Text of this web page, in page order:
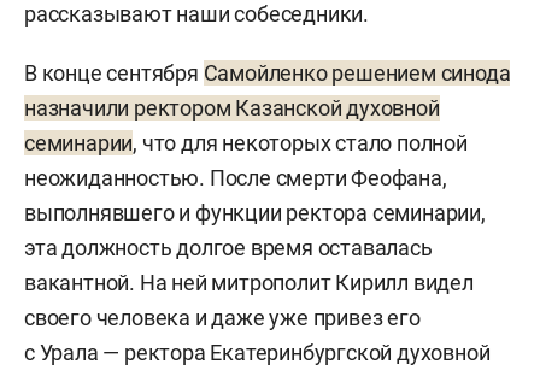
рассказывают наши собеседники.
В конце сентября Самойленко решением синода
назначили ректором Казанской духовной
семинарии, что для некоторых стало полной
неожиданностью. После смерти Феофана,
выполнявшего и функции ректора семинарии,
эта должность долгое время оставалась
вакантной. На ней митрополит Кирилл видел
своего человека и даже уже привез его
с Урала — ректора Екатеринбургской духовной